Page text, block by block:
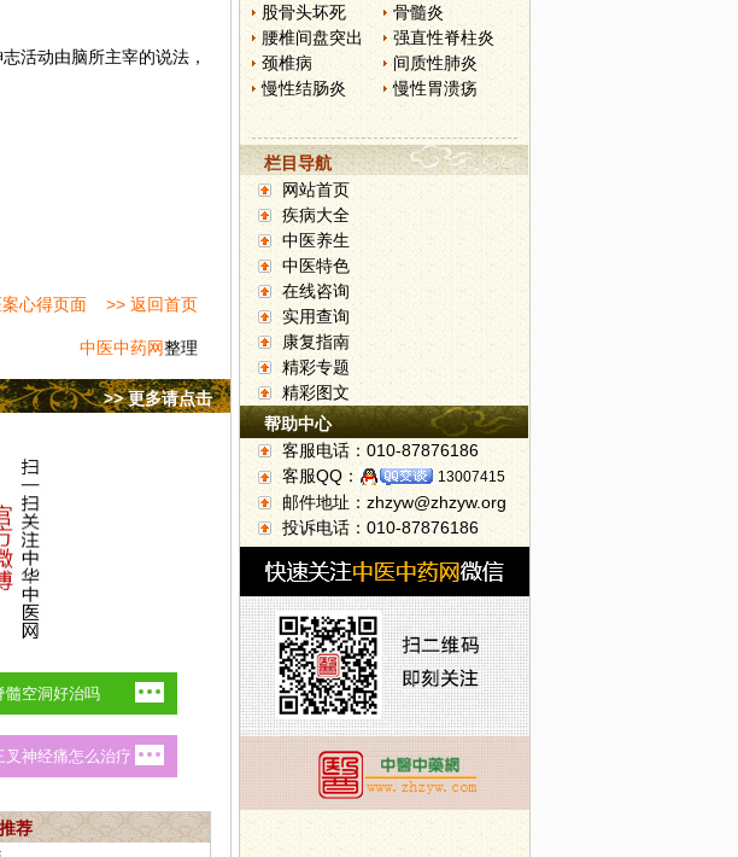
活动由脑所主宰的说法，
心得页面 >> 返回首页
中医中药网整理
>> 更多请点击
荐
股骨头坏死
骨髓炎
腰椎间盘突出
强直性脊柱炎
颈椎病
间质性肺炎
慢性结肠炎
慢性胃溃疡
栏目导航
网站首页
疾病大全
中医养生
中医特色
在线咨询
实用查询
康复指南
精彩专题
精彩图文
帮助中心
客服电话：010-87876186
客服QQ：
13007415
邮件地址：zhzyw@zhzyw.org
投诉电话：010-87876186